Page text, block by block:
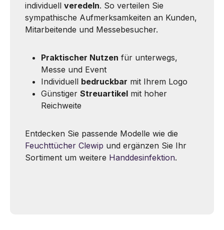
individuell veredeln. So verteilen Sie
sympathische Aufmerksamkeiten an Kunden,
Mitarbeitende und Messebesucher.
Praktischer Nutzen für unterwegs,
Messe und Event
Individuell bedruckbar mit Ihrem Logo
Günstiger Streuartikel mit hoher
Reichweite
Entdecken Sie passende Modelle wie die
Feuchttücher Clewip und ergänzen Sie Ihr
Sortiment um weitere Handdesinfektion.